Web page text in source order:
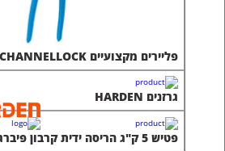
פטיש רצפים ידית עץ עבה
ניירות זכוכית HARDEN